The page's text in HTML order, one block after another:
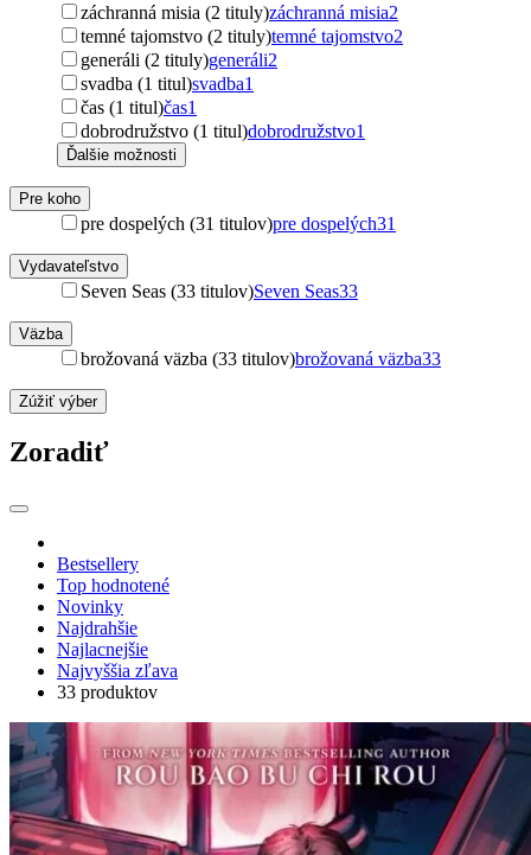
záchranná misia (2 tituly)záchranná misia2
temné tajomstvo (2 tituly)temné tajomstvo2
generáli (2 tituly)generáli2
svadba (1 titul)svadba1
čas (1 titul)čas1
dobrodružstvo (1 titul)dobrodružstvo1
Ďalšie možnosti
Pre koho
pre dospelých (31 titulov)pre dospelých31
Vydavateľstvo
Seven Seas (33 titulov)Seven Seas33
Väzba
brožovaná väzba (33 titulov)brožovaná väzba33
Zúžiť výber
Zoradiť
Bestsellery
Top hodnotené
Novinky
Najdrahšie
Najlacnejšie
Najvyššia zľava
33 produktov